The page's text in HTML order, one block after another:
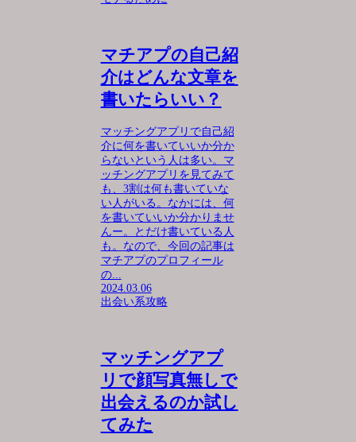
マチアプの自己紹
介はどんな文章を
書いたらいい？
マッチングアプリで自己紹
介に何を書いていいか分か
らないという人は多い。マ
ッチングアプリを見てみて
も、3割は何も書いていな
い人がいる。なかには、何
を書いていいか分かりませ
んー。とだけ書いている人
も。なので、今回の記事は
マチアプのプロフィール
の...
2024.03.06
出会い系攻略
マッチングアプ
リで顔写真無しで
出会えるのか試し
てみた